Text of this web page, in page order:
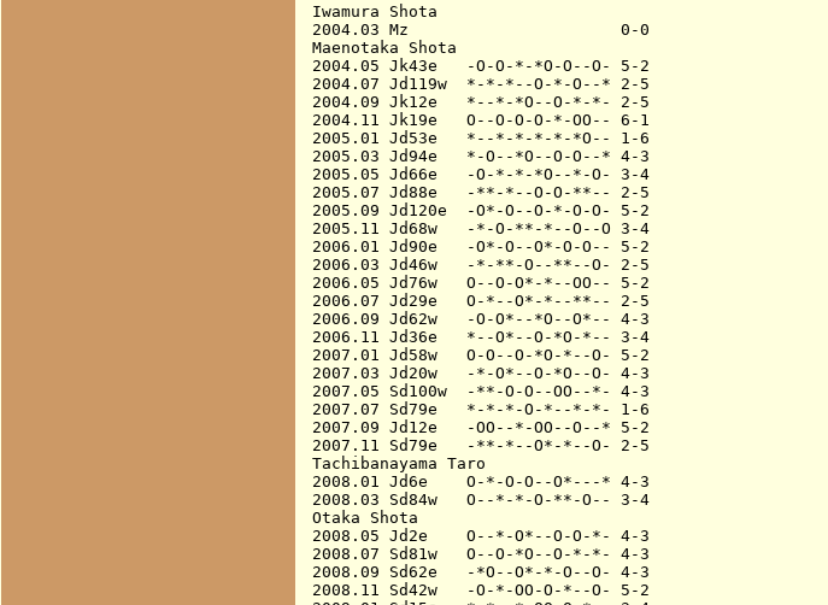
Iwamura Shota
2004.03 Mz                      0-0
Maenotaka Shota
2004.05 Jk43e   -O-O-*-*O-O--O- 5-2
2004.07 Jd119w  *-*-*--O-*-O--* 2-5
2004.09 Jk12e   *--*-*O--O-*-*- 2-5
2004.11 Jk19e   O--O-O-O-*-OO-- 6-1
2005.01 Jd53e   *--*-*-*-*-*O-- 1-6
2005.03 Jd94e   *-O--*O--O-O--* 4-3
2005.05 Jd66e   -O-*-*-*O--*-O- 3-4
2005.07 Jd88e   -**-*--O-O-**-- 2-5
2005.09 Jd120e  -O*-O--O-*-O-O- 5-2
2005.11 Jd68w   -*-O-**-*--O--O 3-4
2006.01 Jd90e   -O*-O--O*-O-O-- 5-2
2006.03 Jd46w   -*-**-O--**--O- 2-5
2006.05 Jd76w   O--O-O*-*--OO-- 5-2
2006.07 Jd29e   O-*--O*-*--**-- 2-5
2006.09 Jd62w   -O-O*--*O--O*-- 4-3
2006.11 Jd36e   *--O*--O-*O-*-- 3-4
2007.01 Jd58w   O-O--O-*O-*--O- 5-2
2007.03 Jd20w   -*-O*--O-*O--O- 4-3
2007.05 Sd100w  -**-O-O--OO--*- 4-3
2007.07 Sd79e   *-*-*-O-*--*-*- 1-6
2007.09 Jd12e   -OO--*-OO--O--* 5-2
2007.11 Sd79e   -**-*--O*-*--O- 2-5
Tachibanayama Taro
2008.01 Jd6e    O-*-O-O--O*---* 4-3
2008.03 Sd84w   O--*-*-O-**-O-- 3-4
Otaka Shota
2008.05 Jd2e    O--*-O*--O-O-*- 4-3
2008.07 Sd81w   O--O-*O--O-*-*- 4-3
2008.09 Sd62e   -*O--O*-*-O--O- 4-3
2008.11 Sd42w   -O-*-OO-O-*--O- 5-2